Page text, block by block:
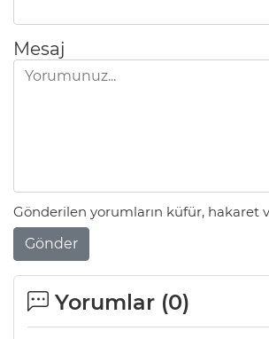
Mesaj
Gönderilen yorumların küfür, hakaret
Gönder
Yorumlar (0)